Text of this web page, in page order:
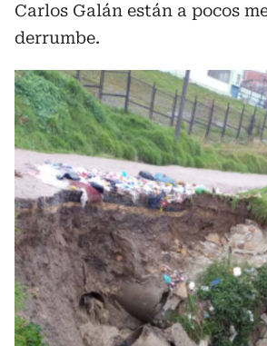
Carlos Galán están a pocos
derrumbe.